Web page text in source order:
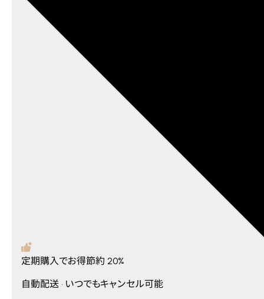
定期購入でお得節約 20%
自動配送 • いつでもキャンセル可能